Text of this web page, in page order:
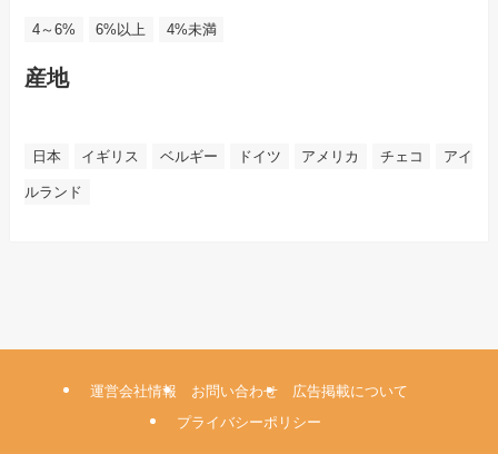
4～6% 6%以上 4%未満
産地
日本 イギリス ベルギー ドイツ アメリカ チェコ アイ
ルランド
運営会社情報 お問い合わせ
広告掲載について
プライバシーポリシー